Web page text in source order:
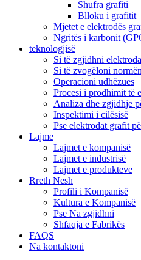
Shufra grafiti
Blloku i grafitit
Mjetet e elektrodës
Ngritës i karbonit
teknologjisë
Si të zgjidhni
Si të zvogëloni
Operacioni udhëzues
Procesi i prodhimit të
Analiza dhe zgjidhje
Inspektimi i cilësisë
Pse elektrodat grafit
Lajme
Lajmet e kompanisë
Lajmet e industrisë
Lajmet e produkteve
Rreth Nesh
Profili i Kompanisë
Kultura e Kompanisë
Pse Na zgjidhni
Shfaqja e Fabrikës
FAQS
Na kontaktoni